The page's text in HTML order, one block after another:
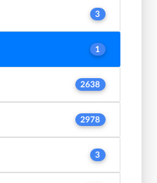
3
1
2638
2978
3